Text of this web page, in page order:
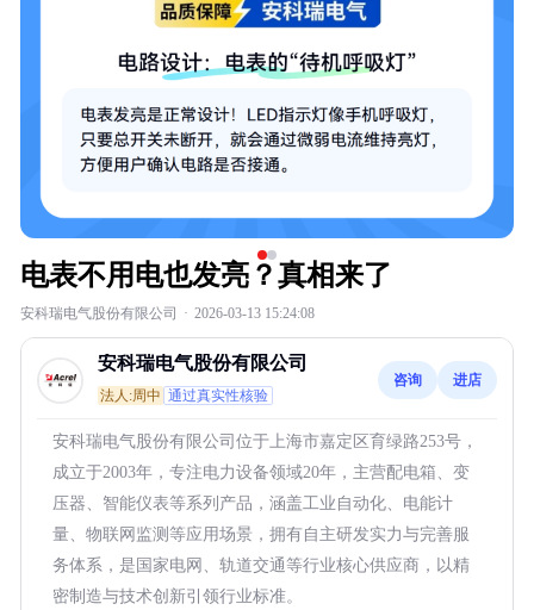
电表不用电也发亮？真相来了
安科瑞电气股份有限公司 · 2026-03-13 15:24:08
安科瑞电气股份有限公司
法人:周中 通过真实性核验
咨询 进店
安科瑞电气股份有限公司位于上海市嘉定区育绿路253号，
成立于2003年，专注电力设备领域20年，主营配电箱、变
压器、智能仪表等系列产品，涵盖工业自动化、电能计
量、物联网监测等应用场景，拥有自主研发实力与完善服
务体系，是国家电网、轨道交通等行业核心供应商，以精
密制造与技术创新引领行业标准。